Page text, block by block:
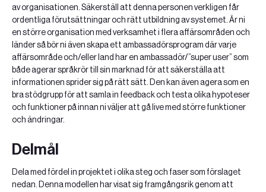
av organisationen. Säkerställ att denna personen verkligen får
ordentliga förutsättningar och rätt utbildning av systemet. Är ni
en större organisation med verksamhet i flera affärsområden och
länder så bör ni även skapa ett ambassadörsprogram där varje
affärsområde och/eller land har en ambassadör/”super user” som
både agerar språkrör till sin marknad för att säkerställa att
informationen sprider sig på rätt sätt. Den kan även agera som en
bra stödgrupp för att samla in feedback och testa olika hypoteser
och funktioner på innan ni väljer att gå live med större funktioner
och ändringar.
Delmål
Dela med fördel in projektet i olika steg och faser som förslaget
nedan. Denna modellen har visat sig framgångsrik genom att